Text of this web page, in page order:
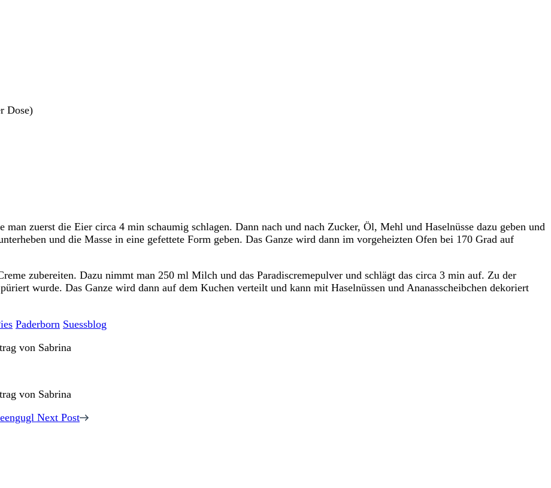
Dose)
man zuerst die Eier circa 4 min schaumig schlagen. Dann nach und nach Zucker, Öl, Mehl und Haselnüsse dazu geben und
und die Masse in eine gefettete Form geben. Das Ganze wird dann im vorgeheizten Ofen bei 170 Grad auf
zubereiten. Dazu nimmt man 250 ml Milch und das Paradiscremepulver und schlägt das circa 3 min auf. Zu der
wurde. Das Ganze wird dann auf dem Kuchen verteilt und kann mit Haselnüssen und Ananasscheibchen dekoriert
Paderborn Suessblog
Next Post